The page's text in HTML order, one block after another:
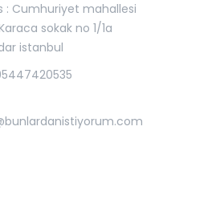
: Cumhuriyet mahallesi
sokak no 1/1a
istanbul